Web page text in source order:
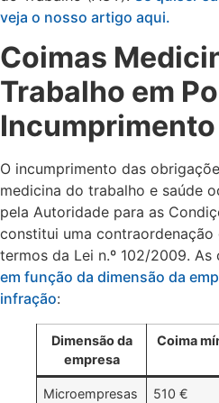
veja o nosso artigo aqui.
Coimas
Trabalho em
Incumprimento
O incumprimento das
medicina do trabalho e saúde
pela Autoridade para as
constitui uma
termos da Lei n.º 102/2009. As
em função da dimensão da
infração:
Dimensão da
empresa
Coima
Microempresas 510 €